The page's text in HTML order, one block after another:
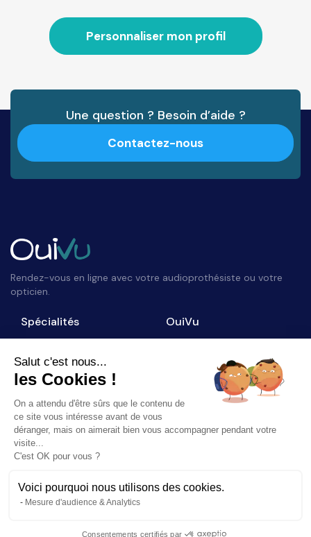
Personnaliser mon profil
Une question ? Besoin d’aide ?
Contactez-nous
Rendez-vous en ligne avec votre audioprothésiste ou votre
opticien.
Spécialités
Opticiens
Audioprothésistes
OuiVu
Qui sommes-nous ?
Nous contacter
Accès professionnel
Suivez-nous
©2026OuiVu. Tous droits réservés
Salut c'est nous...
les Cookies !
On a attendu d'être sûrs que le contenu de
ce site vous intéresse avant de vous
déranger, mais on aimerait bien vous accompagner pendant votre
visite...
C'est OK pour vous ?
Voici pourquoi nous utilisons des cookies.
Mesure d'audience & Analytics
Consentements certifiés par